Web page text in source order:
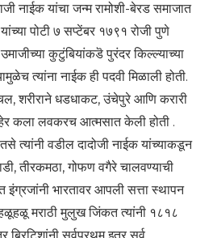
नाईक यांचा जन्म रामोशी-बेरड समाजात
पोटी ७ सप्टेंबर १७९१ रोजी पुणे
कुटुंबियांकडॆ पुरंदर किल्ल्याच्या
त्यांना नाईक ही पदवी मिळाली होती.
शरीराने धडधाकट, उंचेपुरे आणि करारी
हेर कला लवकरच आत्मसात केली होती .
त्यांनी वडील दादोजी नाईक यांच्याकडून
तीरकमठा, गोफण वगैरे चालवण्याची
भारतावर आपली सत्ता स्थापन
मराठी मुलुख जिंकत त्यांनी १८१८